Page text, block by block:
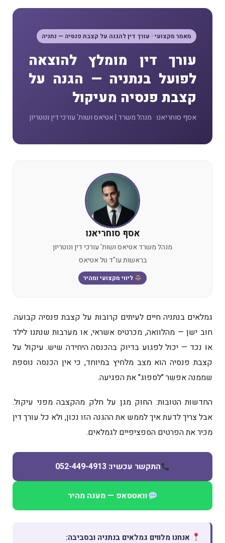
מאמר מקצועי · עורך דין להגנה על קצבת פנסיה — נתניה
עורך דין מומלץ להוצאה
לפועל בנתניה — הגנה על
קצבת פנסיה מעיקול
אסף סוחריאנו · מנהל משרד | אטיאס ושות' עורכי דין ונוטריון
אסף סוחריאנו
מנהל משרד אטיאס ושות' עורכי דין ונוטריון
בראשות עו"ד טל אטיאס
ליווי מקצועי ומהיר
גמלאים בנתניה חיים לעיתים קרובות על קצבת פנסיה קבועה.
חוב ישן — מהלוואה, מכרטיס אשראי, או מערבות שנתנו לילד
או נכד — יכול לפגוע בדיוק בהכנסה היחידה שיש. עיקול על
קצבת פנסיה הוא מצב מלחיץ במיוחד, כי אין הכנסה נוספת
שממנה אפשר "לספוג" את הפגיעה.
החדשות הטובות: החוק מגן על חלק מהקצבה מפני עיקול.
אבל צריך לדעת איך לממש את ההגנה הזו נכון, ולא כל עורך דין
מכיר את הפרטים הספציפיים לגמלאים.
התקשר עכשיו: 052-449-4913
וואטסאפ — מענה מהיר
אנחנו מלווים גמלאים בנתניה ובסביבה: